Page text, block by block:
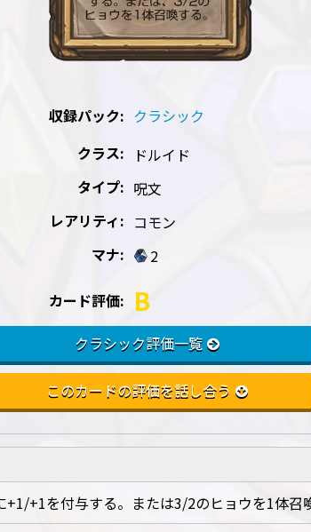
収録パック: クラシック
クラス:
ドルイド
タイプ: 呪文
レアリティ: コモン
マナ:
2
カード評価: B
クラシック評価一覧
このカードの評価を話し合う
+1を付与する。または3/2のヒョウを1体召